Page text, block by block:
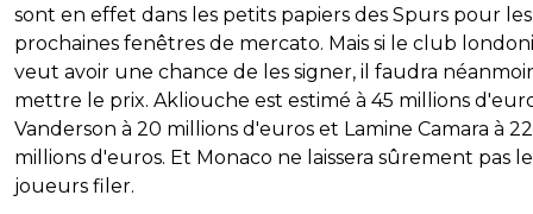
sont en effet dans les petits papiers des Spurs pour les
prochaines fenêtres de mercato. Mais si le club
veut avoir une chance de les signer, il faudra
mettre le prix. Akliouche est estimé à 45 millions
Vanderson à 20 millions d'euros et Lamine Camara à 22
millions d'euros. Et Monaco ne laissera sûrement pas
joueurs filer.